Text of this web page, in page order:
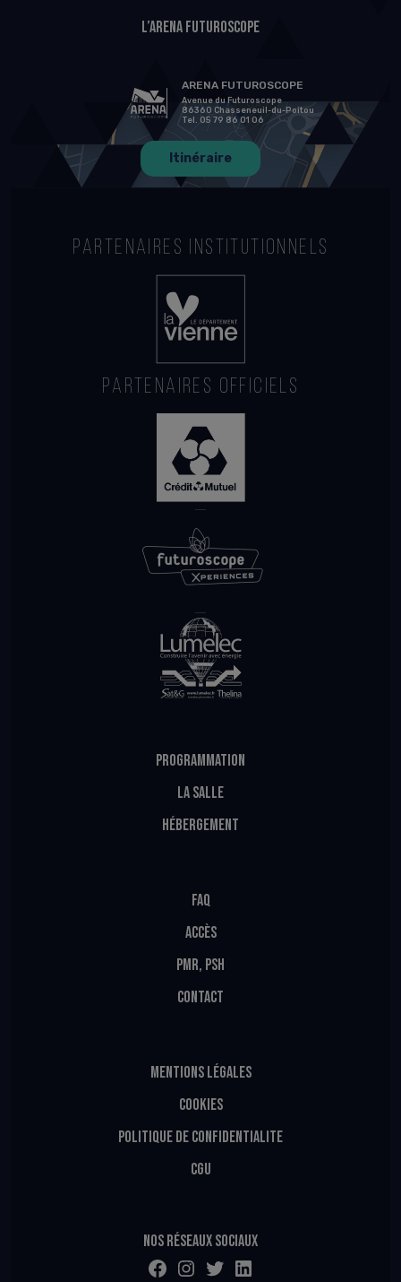
L’Arena Futuroscope
ARENA FUTUROSCOPE
Avenue du Futuroscope
86360 Chasseneuil-du-Poitou
Tel. 05 79 86 01 06
Itinéraire
PARTENAIRES INSTITUTIONNELS
PARTENAIRES OFFICIELS
PROGRAMMATION
LA SALLE
HÉBERGEMENT
FAQ
ACCÈS
PMR, PSH
CONTACT
MENTIONS LÉGALES
COOKIES
POLITIQUE DE CONFIDENTIALITE
CGU
Nos réseaux sociaux
Facebook Instagram Twitter LinkedIn